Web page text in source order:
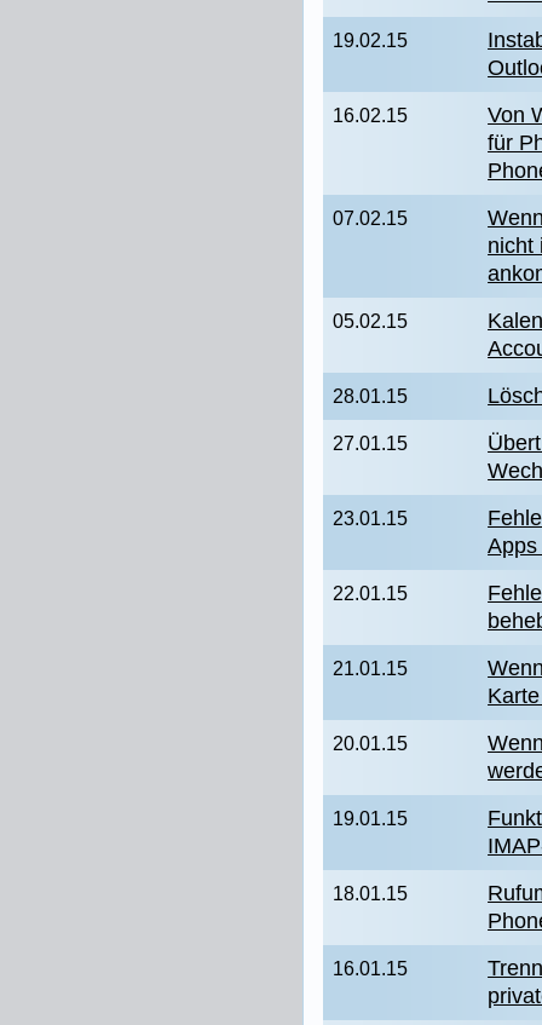
19.02.15
16.02.15
Von
für
07.02.15
nicht
05.02.15
28.01.15
27.01.15
23.01.15
22.01.15
21.01.15
20.01.15
19.01.15
18.01.15
16.01.15